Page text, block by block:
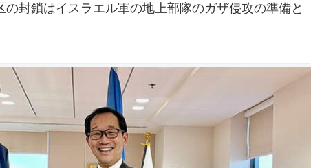
封鎖はイスラエル軍の地上部隊のガザ侵攻の準備と